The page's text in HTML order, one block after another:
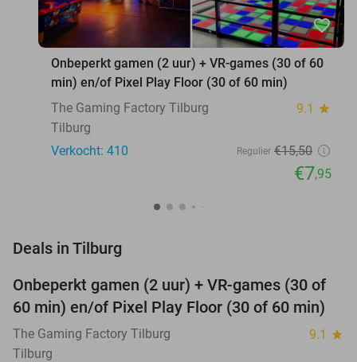
favorite_border
Onbeperkt gamen (2 uur) + VR-games (30 of 60
min) en/of Pixel Play Floor (30 of 60 min)
The Gaming Factory Tilburg
9.1 star
Tilburg
Verkocht: 410
Regulier €15,50
€7,95
Deals in Tilburg
49%
Onbeperkt gamen (2 uur) + VR-games (30 of
60 min) en/of Pixel Play Floor (30 of 60 min)
The Gaming Factory Tilburg 9.1 star
Tilburg